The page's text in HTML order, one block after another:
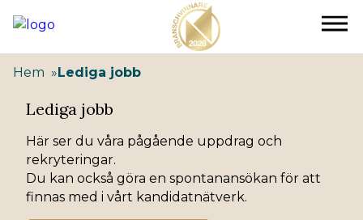
till
Hem
Lediga jobb
Lediga jobb
Här ser du våra pågående uppdrag och
rekryteringar.
Du kan också göra en spontanansökan för att
finnas med i vårt kandidatnätverk.